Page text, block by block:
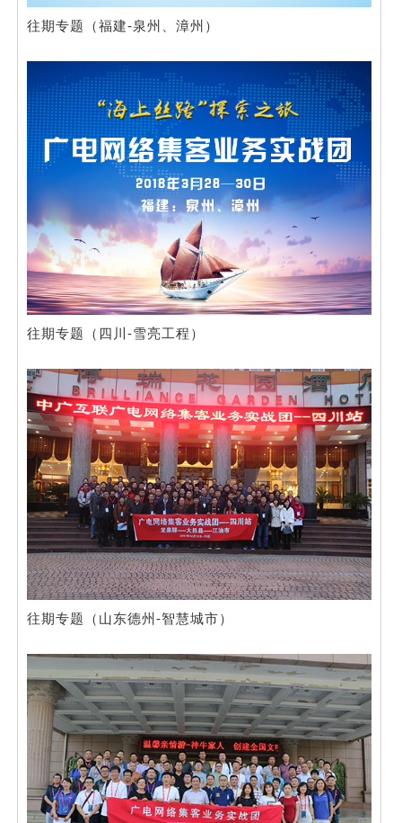
往期专题（福建-泉州、漳州）
往期专题（四川-雪亮工程）
往期专题（山东德州-智慧城市）